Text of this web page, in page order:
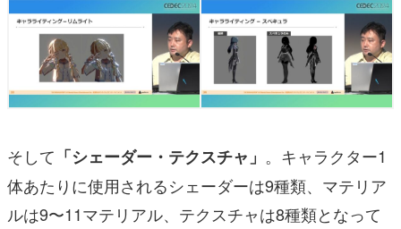
そして 「シェーダー・テクスチャ」 。キャラクター1
体あたりに使用されるシェーダーは9種類、マテリア
ルは9〜11マテリアル、テクスチャは8種類となって